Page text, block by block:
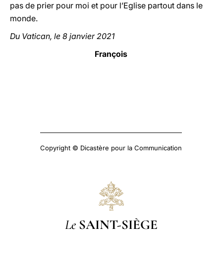
pas de prier pour moi et pour l’Eglise partout dans le
monde.
Du Vatican, le 8 janvier 2021
François
Copyright © Dicastère pour la Communication
Le SAINT-SIÈGE